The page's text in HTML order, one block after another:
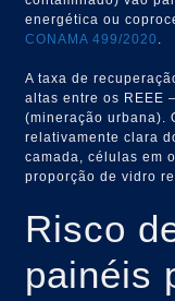
energética ou
CONAMA 499/2020
A taxa de
altas entre os REEE
(mineração urbana).
relativamente clara
camada, células em
proporção de vidro
Risco
painéis